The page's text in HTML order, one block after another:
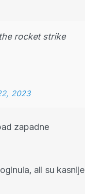
rocket strike
2023
zapadne
ali su kasnije